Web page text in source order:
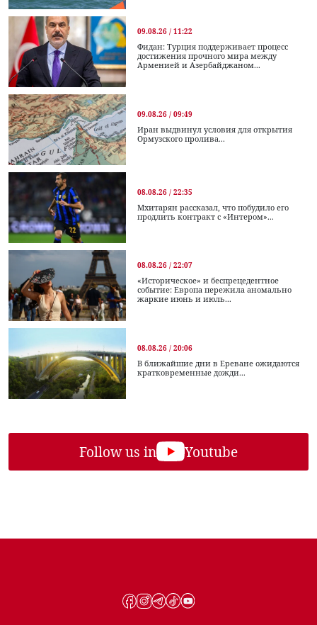
09.08.26 / 11:22
Фидан: Турция поддерживает процесс
достижения прочного мира между
Арменией и Азербайджаном...
09.08.26 / 09:49
Иран выдвинул условия для открытия
Ормузского пролива...
08.08.26 / 22:35
Мхитарян рассказал, что побудило его
продлить контракт с «Интером»...
08.08.26 / 22:07
«Историческое» и беспрецедентное
событие: Европа пережила аномально
жаркие июнь и июль...
08.08.26 / 20:06
В ближайшие дни в Ереване ожидаются
кратковременные дожди...
Follow us in Youtube